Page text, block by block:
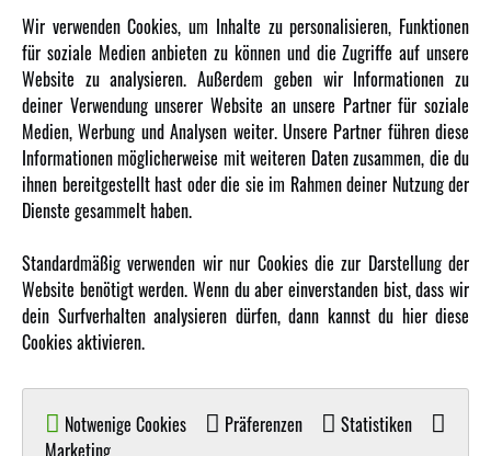
Newsletter
Über uns
Karriere
Amewi Kataloge
MEHR VON AMEWI
Amewi Construction - Nutzfahrzeuge
Malinos - Die kreative Seite von Amewi
Werden Sie Amewi Händler
Wir verwenden Cookies, um Inhalte zu personalisieren, Funktionen
für soziale Medien anbieten zu können und die Zugriffe auf unsere
Website zu analysieren. Außerdem geben wir Informationen zu
deiner Verwendung unserer Website an unsere Partner für soziale
Medien, Werbung und Analysen weiter. Unsere Partner führen diese
Informationen möglicherweise mit weiteren Daten zusammen, die du
ihnen bereitgestellt hast oder die sie im Rahmen deiner Nutzung der
Dienste gesammelt haben.
Standardmäßig verwenden wir nur Cookies die zur Darstellung der
Website benötigt werden. Wenn du aber einverstanden bist, dass wir
dein Surfverhalten analysieren dürfen, dann kannst du hier diese
Cookies aktivieren.
Notwenige Cookies Präferenzen
Statistiken
Marketing